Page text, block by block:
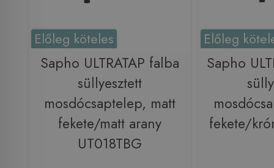
Előleg köteles
Sapho ULTRATAP falba
süllyesztett
mosdócsaptelep, matt
fekete/matt arany
UT018TBG
Előleg
Sapho
fekete/